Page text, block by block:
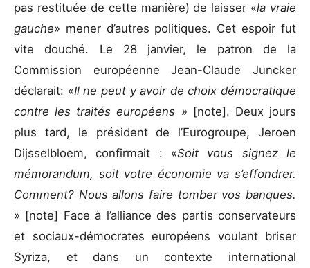
pas restituée de cette manière) de laisser «la vraie
gauche» mener d’autres politiques. Cet espoir fut
vite douché. Le 28 janvier, le patron de la
Commission européenne Jean-Claude Juncker
déclarait: «Il ne peut y avoir de choix démocratique
contre les traités européens » [note]. Deux jours
plus tard, le président de l’Eurogroupe, Jeroen
Dijsselbloem, confirmait : «Soit vous signez le
mémorandum, soit votre économie va s’effondrer.
Comment? Nous allons faire tomber vos banques.
» [note] Face à l’alliance des partis conservateurs
et sociaux-démocrates européens voulant briser
Syriza, et dans un contexte international